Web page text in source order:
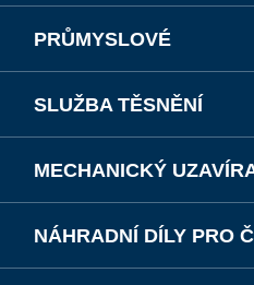
PRŮMYSLOVÉ
SLUŽBA TĚSNĚNÍ
MECHANICKÝ
NÁHRADNÍ DÍLY PRO